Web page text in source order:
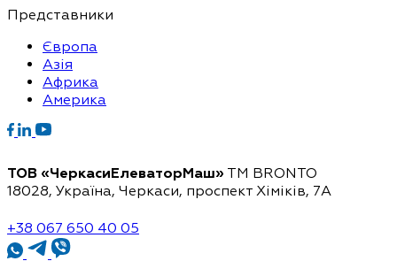
Представники
Європа
Азія
Африка
Америка
ТОВ «ЧеркасиЕлеваторМаш» ТМ BRONTO
18028, Україна, Черкаси, проспект Хіміків, 7А
+38 067 650 40 05